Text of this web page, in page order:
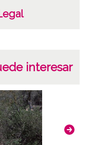
interesar